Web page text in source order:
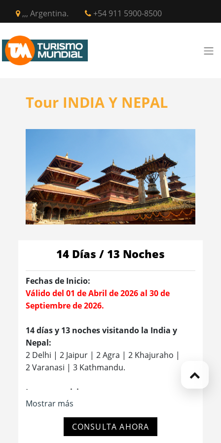
,,, Argentina. +54 911 5900-8500
Tour INDIA Y NEPAL
14 Días / 13 Noches
Fechas de Inicio:
Válido del 01 de Abril de 2026 al 30 de
Septiembre de 2026.
14 días y 13 noches visitando la India y
Nepal:
2 Delhi | 2 Jaipur | 2 Agra | 2 Khajuraho |
2 Varanasi | 3 Kathmandu.
Lugares a visitar:
- El Fuerte Rojo
- Jama Masjid
- Bazar Chandni Chowk
Mostrar más
CONSULTA AHORA